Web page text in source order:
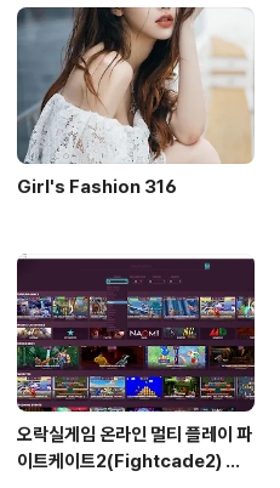
Girl's Fashion 316
오락실게임 온라인 멀티 플레이 파
이트케이트2(Fightcade2) 설